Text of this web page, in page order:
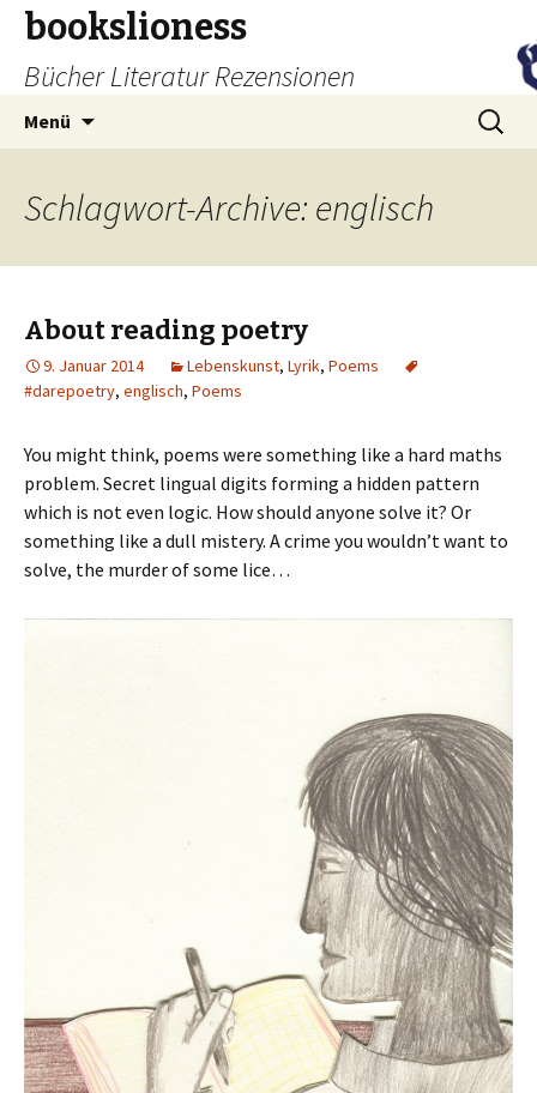
bookslioness
Bücher Literatur Rezensionen
Menü
Suchen
nach:
Schlagwort-Archive: englisch
About reading poetry
9. Januar 2014 Lebenskunst, Lyrik, Poems
#darepoetry, englisch, Poems
You might think, poems were something like a hard maths
problem. Secret lingual digits forming a hidden pattern
which is not even logic. How should anyone solve it? Or
something like a dull mistery. A crime you wouldn’t want to
solve, the murder of some lice…